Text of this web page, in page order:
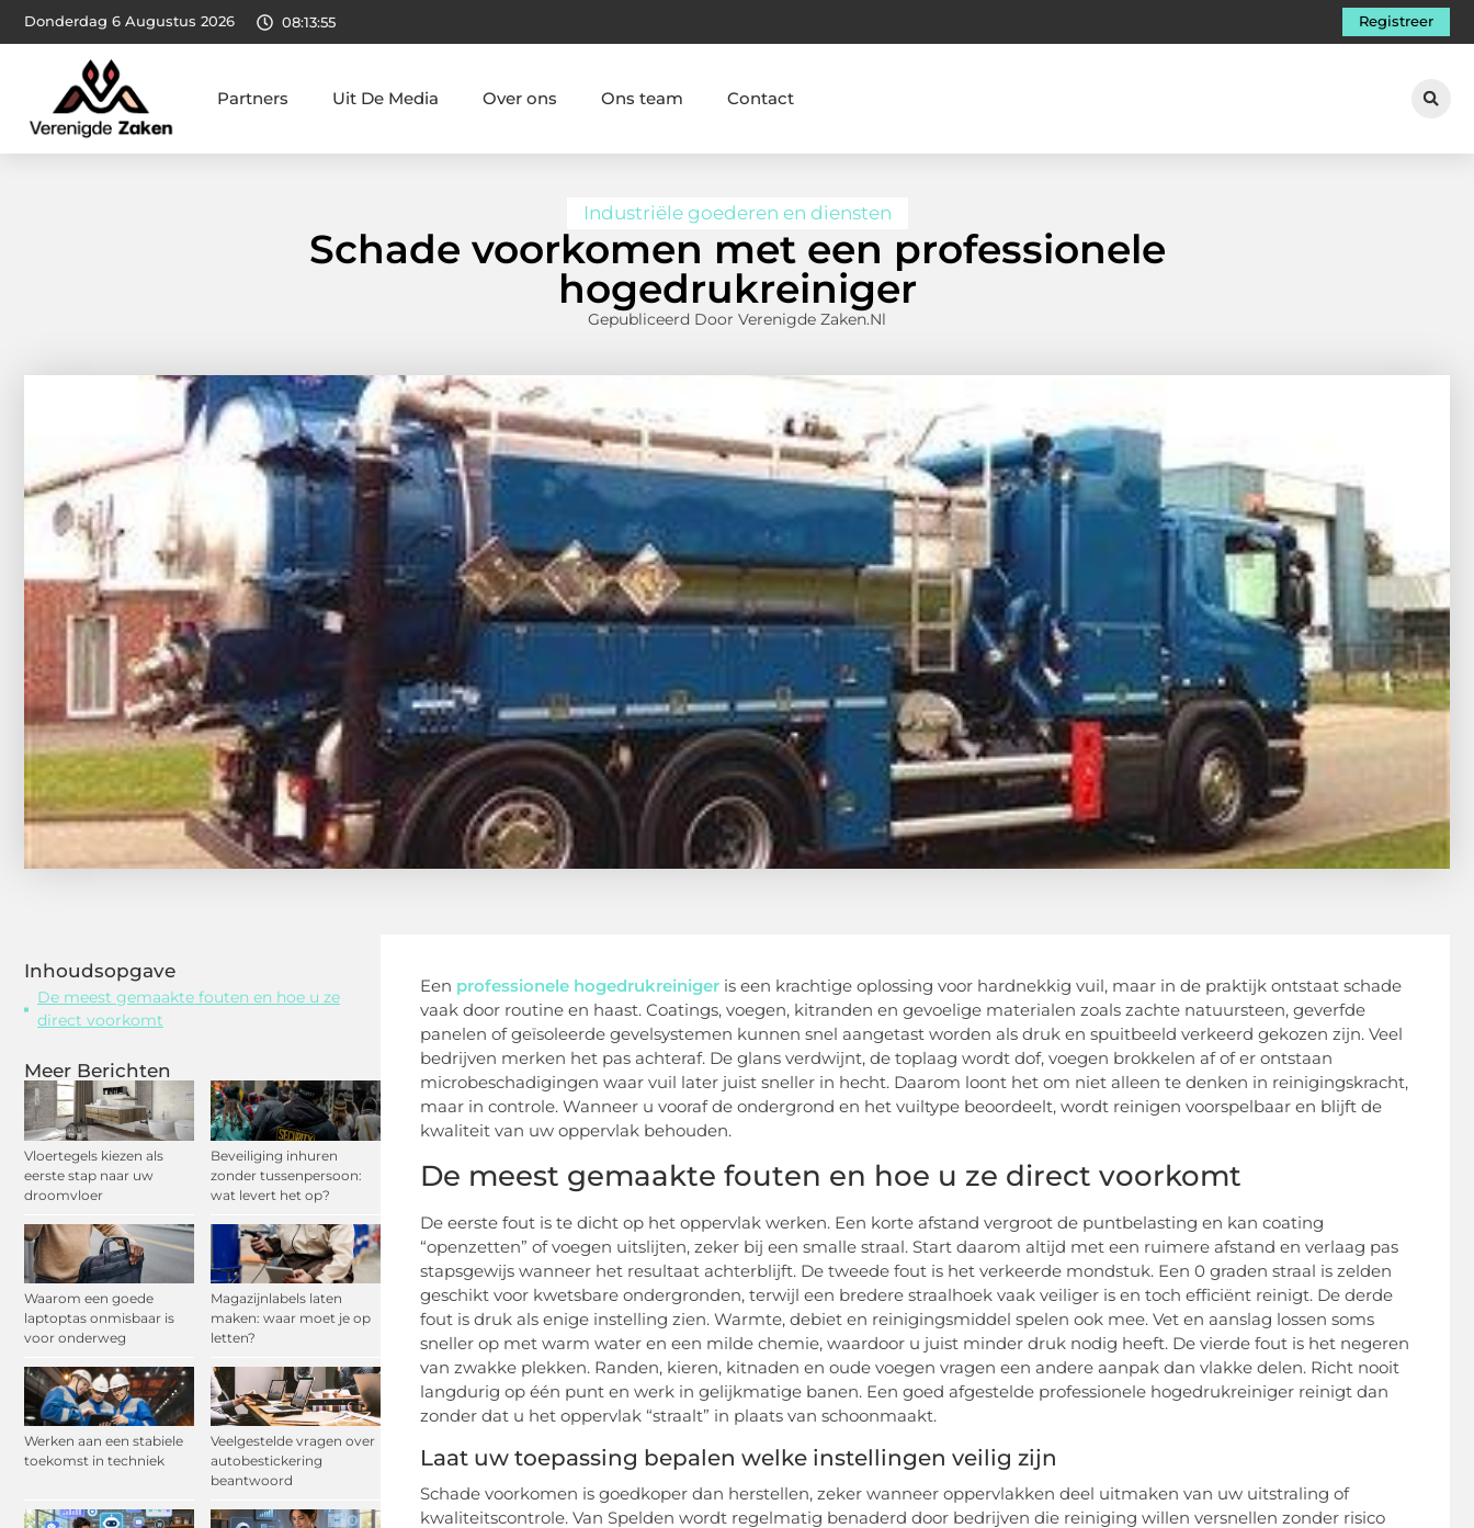
Donderdag 6 Augustus 2026 08:13:56 Registreer
Partners Uit De Media Over ons Ons team Contact
Industriële goederen en diensten
Schade voorkomen met een professionele
hogedrukreiniger
Gepubliceerd Door Verenigde Zaken.nl
Inhoudsopgave
De meest gemaakte fouten en hoe u ze
direct voorkomt
Meer Berichten
Vloertegels kiezen als
eerste stap naar uw
droomvloer
Beveiliging inhuren
zonder tussenpersoon:
wat levert het op?
Waarom een goede
laptoptas onmisbaar is
voor onderweg
Magazijnlabels laten
maken: waar moet je op
letten?
Werken aan een stabiele
toekomst in techniek
Veelgestelde vragen over
autobestickering
beantwoord
Een professionele hogedrukreiniger is een krachtige oplossing voor hardnekkig vuil, maar in de praktijk ontstaat schade
vaak door routine en haast. Coatings, voegen, kitranden en gevoelige materialen zoals zachte natuursteen, geverfde
panelen of geïsoleerde gevelsystemen kunnen snel aangetast worden als druk en spuitbeeld verkeerd gekozen zijn. Veel
bedrijven merken het pas achteraf. De glans verdwijnt, de toplaag wordt dof, voegen brokkelen af of er ontstaan
microbeschadigingen waar vuil later juist sneller in hecht. Daarom loont het om niet alleen te denken in reinigingskracht,
maar in controle. Wanneer u vooraf de ondergrond en het vuiltype beoordeelt, wordt reinigen voorspelbaar en blijft de
kwaliteit van uw oppervlak behouden.
De meest gemaakte fouten en hoe u ze direct voorkomt
De eerste fout is te dicht op het oppervlak werken. Een korte afstand vergroot de puntbelasting en kan coating
“openzetten” of voegen uitslijten, zeker bij een smalle straal. Start daarom altijd met een ruimere afstand en verlaag pas
stapsgewijs wanneer het resultaat achterblijft. De tweede fout is het verkeerde mondstuk. Een 0 graden straal is zelden
geschikt voor kwetsbare ondergronden, terwijl een bredere straalhoek vaak veiliger is en toch efficiënt reinigt. De derde
fout is druk als enige instelling zien. Warmte, debiet en reinigingsmiddel spelen ook mee. Vet en aanslag lossen soms
sneller op met warm water en een milde chemie, waardoor u juist minder druk nodig heeft. De vierde fout is het negeren
van zwakke plekken. Randen, kieren, kitnaden en oude voegen vragen een andere aanpak dan vlakke delen. Richt nooit
langdurig op één punt en werk in gelijkmatige banen. Een goed afgestelde professionele hogedrukreiniger reinigt dan
zonder dat u het oppervlak “straalt” in plaats van schoonmaakt.
Laat uw toepassing bepalen welke instellingen veilig zijn
Schade voorkomen is goedkoper dan herstellen, zeker wanneer oppervlakken deel uitmaken van uw uitstraling of
kwaliteitscontrole. Van Spelden wordt regelmatig benaderd door bedrijven die reiniging willen versnellen zonder risico